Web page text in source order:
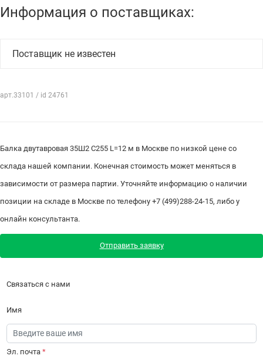
Информация о поставщиках:
Поставщик не известен
арт.33101 / id 24761
Балка двутавровая 35Ш2 С255 L=12 м в Москве по низкой цене со
склада нашей компании. Конечная стоимость может меняться в
зависимости от размера партии. Уточняйте информацию о наличии
позиции на складе в Москве по телефону +7 (499)288-24-15, либо у
онлайн консультанта.
Отправить заявку
Связаться с нами
Имя
Эл. почта *